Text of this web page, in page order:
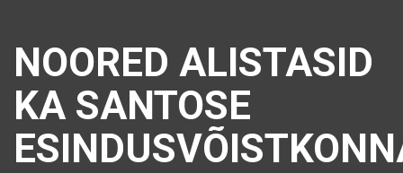
NOORED ALISTASID
KA SANTOSE